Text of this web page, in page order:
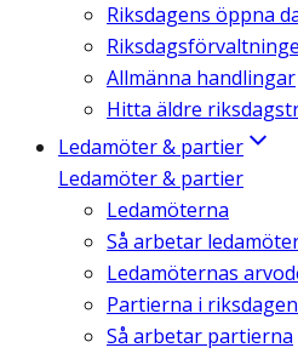
Riksdagens öppna
Allmänna handlingar
Hitta äldre
Ledamöter & partier
Ledamöter & partier
Ledamöterna
Så arbetar
Ledamöternas
Partierna i riksdagen
Så arbetar partierna